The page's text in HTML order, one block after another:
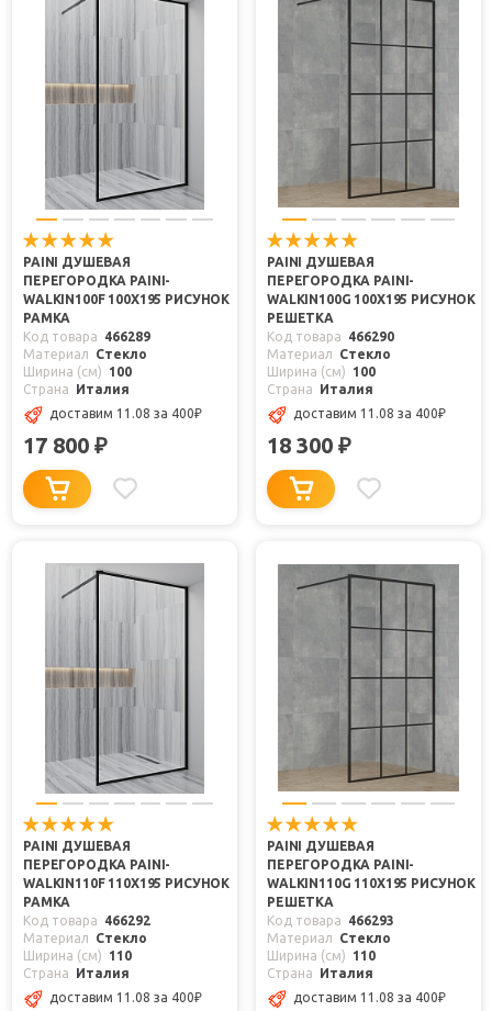
PAINI ДУШЕВАЯ
ПЕРЕГОРОДКА PAINI-
WALKIN100F 100X195 РИСУНОК
РАМКА
Код товара
466289
Материал
Стекло
Ширина (см)
100
Страна
Италия
доставим 11.08 за 400₽
17 800 ₽
PAINI ДУШЕВАЯ
ПЕРЕГОРОДКА PAINI-
WALKIN100G 100X195 РИСУНОК
РЕШЕТКА
Код товара
466290
Материал
Стекло
Ширина (см)
100
Страна
Италия
доставим 11.08 за 400₽
18 300 ₽
PAINI ДУШЕВАЯ
ПЕРЕГОРОДКА PAINI-
WALKIN110F 110X195 РИСУНОК
РАМКА
Код товара
466292
Материал
Стекло
Ширина (см)
110
Страна
Италия
доставим 11.08 за 400₽
PAINI ДУШЕВАЯ
ПЕРЕГОРОДКА PAINI-
WALKIN110G 110X195 РИСУНОК
РЕШЕТКА
Код товара
466293
Материал
Стекло
Ширина (см)
110
Страна
Италия
доставим 11.08 за 400₽